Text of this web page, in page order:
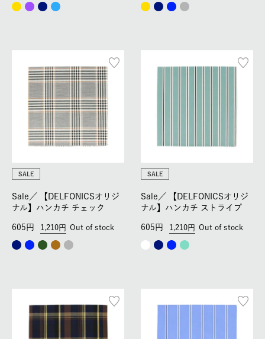
SALE
Sale／
【DELFONICSオリジ
ナル】ハンカチ チェック
1,210
605 Out of stock
SALE
Sale／
【DELFONICSオリジ
ナル】ハンカチ ストライプ
1,210
605 Out of stock